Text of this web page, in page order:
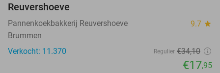
Reuvershoeve
Pannenkoekbakkerij Reuvershoeve 9.7 star
Brummen
Verkocht: 11.370
Regulier €34,10
€17,95